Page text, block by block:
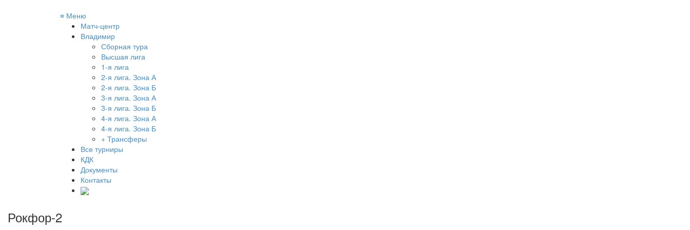
≡ Меню
Матч-центр
Владимир
Сборная тура
Высшая лига
1-я лига
2-я лига. Зона А
2-я лига. Зона Б
3-я лига. Зона А
3-я лига. Зона Б
4-я лига. Зона А
4-я лига. Зона Б
+ Трансферы
Все турниры
КДК
Документы
Контакты
Рокфор-2